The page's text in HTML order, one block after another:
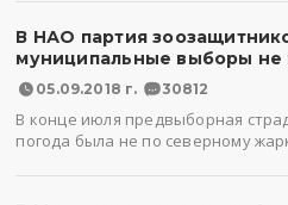
В НАО партия
муниципальные выборы не
05.09.2018 г. 30812
В конце июля предвыборная
погода была не по северному